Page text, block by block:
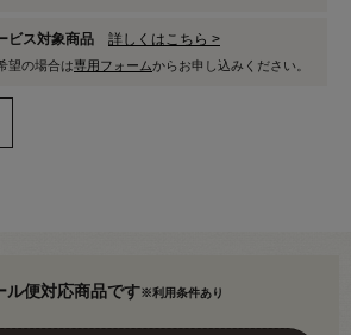
ビス対象商品 詳しくはこちら >
望の場合は専用フォームからお申し込みください。
ル便対応商品です※利用条件あり